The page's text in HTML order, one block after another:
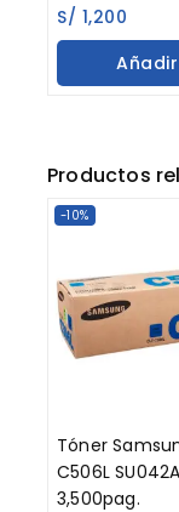
0
out
of
S/ 1,200
Productos
-10%
Tóner
C506L
3,500pag.